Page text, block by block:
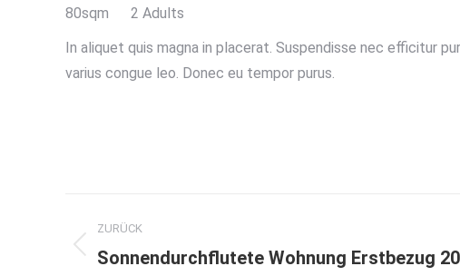
80sqm
2 Adults
In aliquet quis magna in placerat. Suspendisse nec efficitur
varius congue leo. Donec eu tempor purus.
Album-
Navigation
ZURÜCK
Vorheriges
Sonnendurchflutete Wohnung Erstbezug